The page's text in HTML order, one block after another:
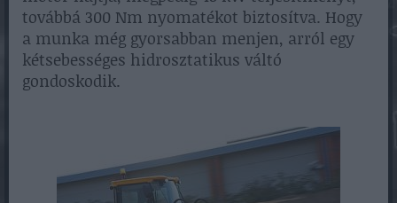
továbbá 300 Nm nyomatékot biztosítva. Hogy
a munka még gyorsabban menjen, arról egy
kétsebességes hidrosztatikus váltó
gondoskodik.